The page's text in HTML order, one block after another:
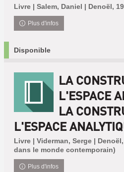
Livre | Salem, Daniel | Denoël,
Plus d'infos
Disponible
LA
L'ESPACE
LA
L'ESPACE
Livre | Viderman, Serge |
dans le monde contemporain)
Plus d'infos